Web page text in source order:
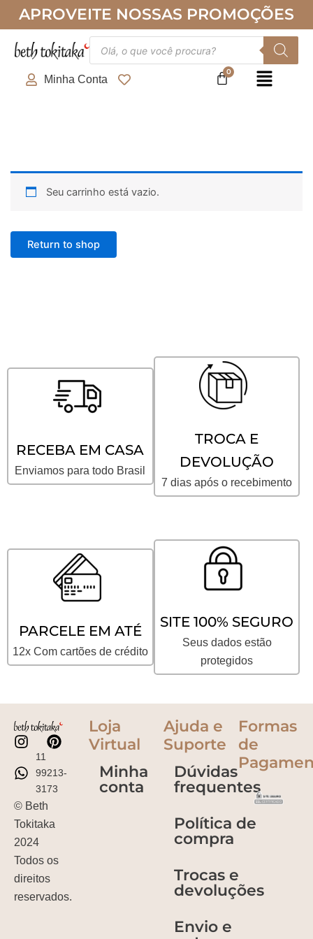
conteúdo
APROVEITE NOSSAS PROMOÇÕES
produtos
Minha Conta
Seu carrinho está vazio.
Return to shop
RECEBA EM CASA
Enviamos para todo Brasil
TROCA E
DEVOLUÇÃO
7 dias após o recebimento
PARCELE EM ATÉ
12x Com cartões de crédito
SITE 100% SEGURO
Seus dados estão
protegidos
11
99213-
3173
© Beth
Tokitaka
2024
Todos os
direitos
reservados.
Loja
Virtual
Minha
conta
Ajuda e
Suporte
Dúvidas
frequentes
Política de
compra
Trocas e
devoluções
Envio e
Formas
de